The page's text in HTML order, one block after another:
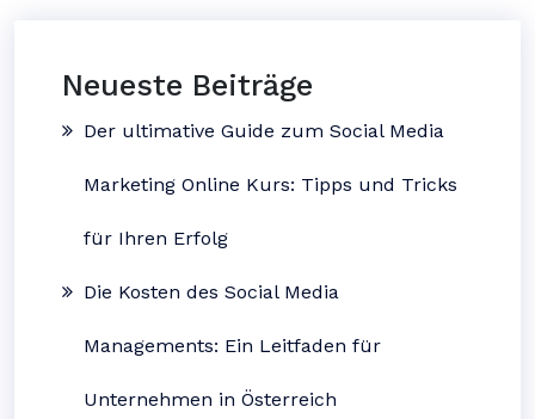
Neueste Beiträge
Der ultimative Guide zum Social Media
Marketing Online Kurs: Tipps und Tricks
für Ihren Erfolg
Die Kosten des Social Media
Managements: Ein Leitfaden für
Unternehmen in Österreich